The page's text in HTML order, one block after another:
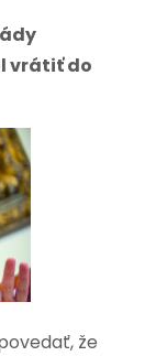
vrátiť do
že